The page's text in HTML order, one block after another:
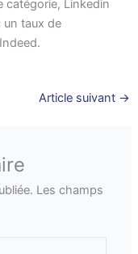
catégorie, Linkedin
un taux de
Article suivant →
Les champs